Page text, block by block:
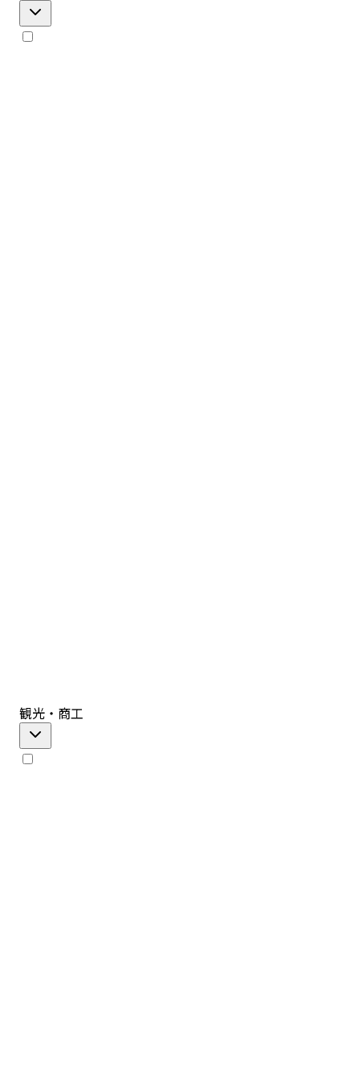
観光・商工